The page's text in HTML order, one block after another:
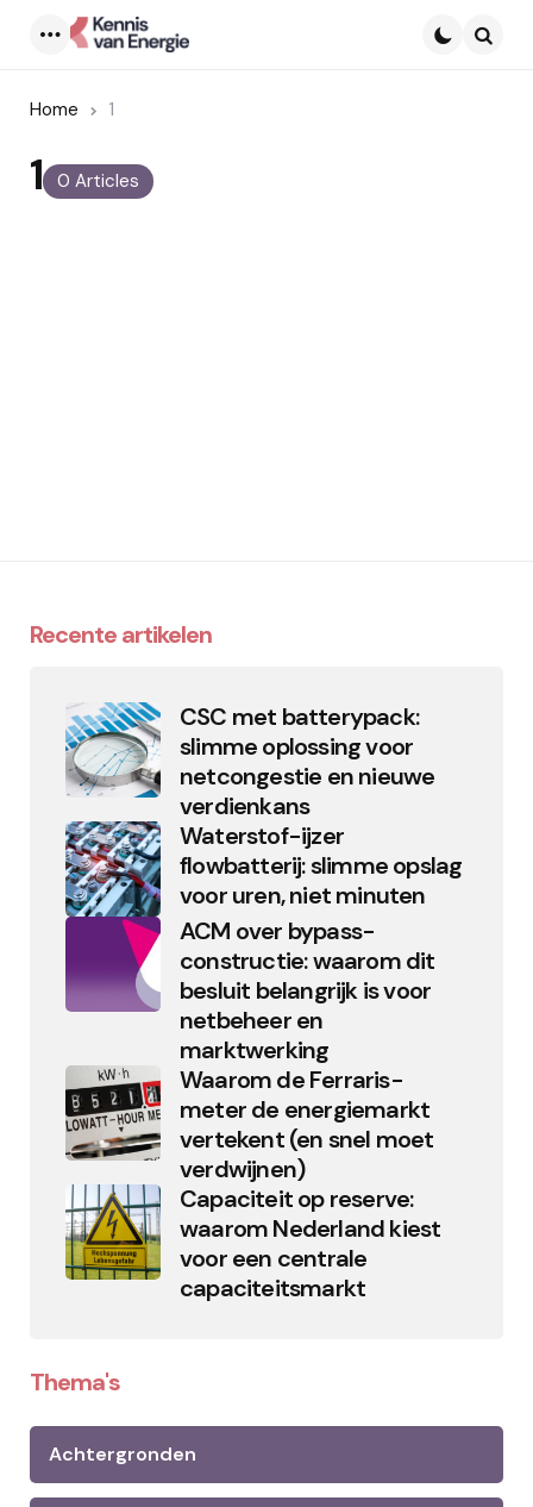
Home 1
0 Articles
1
Recente artikelen
CSC met batterypack:
slimme oplossing voor
netcongestie en nieuwe
verdienkans
Waterstof-ijzer
flowbatterij: slimme opslag
voor uren, niet minuten
ACM over bypass-
constructie: waarom dit
besluit belangrijk is voor
netbeheer en
marktwerking
Waarom de Ferraris-
meter de energiemarkt
vertekent (en snel moet
verdwijnen)
Capaciteit op reserve:
waarom Nederland kiest
voor een centrale
capaciteitsmarkt
Thema's
Achtergronden